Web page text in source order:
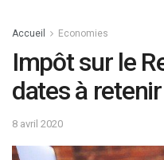
Accueil Economies
Impôt sur le
dates à
8 avril 2020